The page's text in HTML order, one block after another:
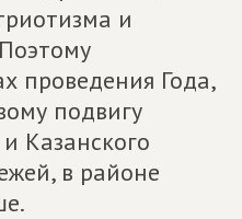
и
проведения Года,
подвигу
Казанского
в районе